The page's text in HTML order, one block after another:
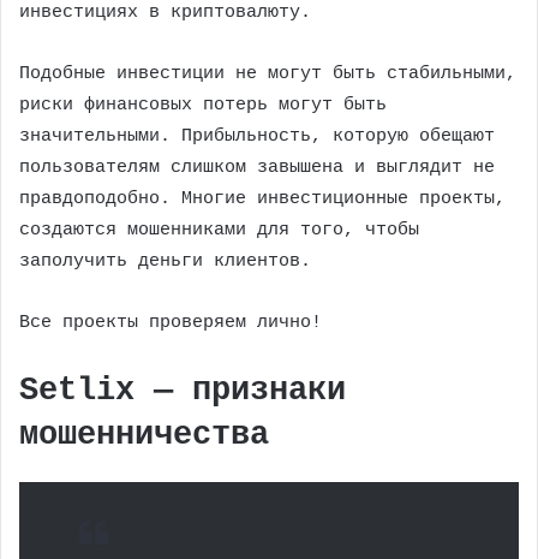
инвестициях в криптовалюту.
Подобные инвестиции не могут быть стабильными,
риски финансовых потерь могут быть
значительными. Прибыльность, которую обещают
пользователям слишком завышена и выглядит не
правдоподобно. Многие инвестиционные проекты,
создаются мошенниками для того, чтобы
заполучить деньги клиентов.
Все проекты проверяем лично!
Setlix — признаки
мошенничества